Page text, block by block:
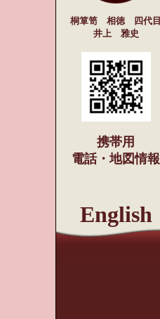
桐箪笥 相徳 四代目
井上 雅史
携帯用
電話・地図情報
English